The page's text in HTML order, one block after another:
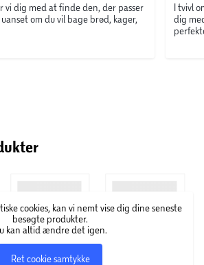
dig med at finde den, der passer
om du vil bage brød, kager,
I tvivl
dig
cookies, kan vi nemt vise dig dine seneste
besøgte produkter.
kan altid ændre det igen.
Ret cookie samtykke